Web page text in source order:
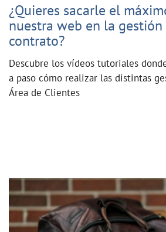
¿Quieres sacarle el
nuestra web en la
contrato?
Descubre los vídeos tutoriales
a paso cómo realizar las distintas
Área de Clientes